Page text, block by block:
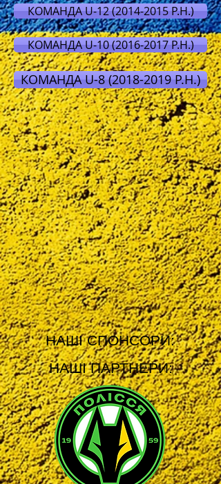
КОМАНДА U-12 (2014-2015 Р.Н.)
КОМАНДА U-10 (2016-2017 Р.Н.)
КОМАНДА U-8 (2018-2019 Р.Н.)
НАШІ СПОНСОРИ:
НАШІ ПАРТНЕРИ: